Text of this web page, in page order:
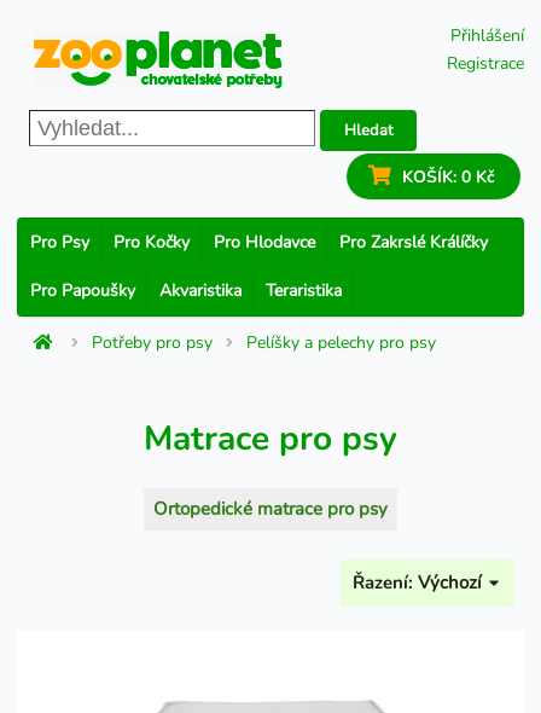
Přihlášení
Registrace
Hledat
KOŠÍK: 0 Kč
Pro Psy Pro Kočky Pro Hlodavce Pro Zakrslé Králíčky
Pro Papoušky Akvaristika Teraristika
Potřeby pro psy Pelíšky a pelechy pro psy
Matrace pro psy
Ortopedické matrace pro psy
Řazení: Výchozí